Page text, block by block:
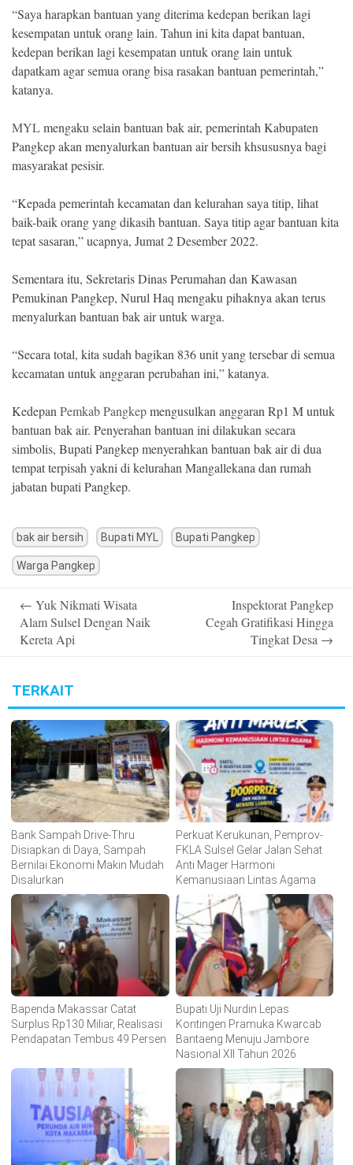
Copyright
2026
NETRAL
.
All
Right
Reserved
“Saya harapkan bantuan yang diterima kedepan berikan lagi
kesempatan untuk orang lain. Tahun ini kita dapat bantuan,
kedepan berikan lagi kesempatan untuk orang lain untuk
dapatkam agar semua orang bisa rasakan bantuan pemerintah,”
katanya.
MYLmengaku selain bantuan bak air, pemerintah Kabupaten
Pangkep akan menyalurkan bantuan air bersih khsususnya bagi
masyarakat pesisir.
“Kepada pemerintah kecamatan dan kelurahan saya titip, lihat
baik-baik orang yang dikasih bantuan. Saya titip agar bantuan kita
tepat sasaran,” ucapnya, Jumat 2 Desember 2022.
Sementara itu, Sekretaris Dinas Perumahan dan Kawasan
Pemukinan Pangkep, Nurul Haq mengaku pihaknya akan terus
menyalurkan bantuan bak air untuk warga.
“Secara total, kita sudah bagikan 836 unit yang tersebar di semua
kecamatan untuk anggaran perubahan ini,” katanya.
Kedepan Pemkab Pangkepmengusulkan anggaran Rp1 M untuk
bantuan bak air. Penyerahan bantuan ini dilakukan secara
simbolis, Bupati Pangkep menyerahkan bantuan bak air di dua
tempat terpisah yakni di kelurahan Mangallekana dan rumah
jabatan bupati Pangkep.
bak air bersih Bupati MYL Bupati Pangkep
Warga Pangkep
navigation
← Yuk Nikmati Wisata
Alam Sulsel Dengan Naik
Kereta Api
Inspektorat Pangkep
Cegah Gratifikasi Hingga
Tingkat Desa →
TERKAIT
Bank Sampah Drive-Thru
Disiapkan di Daya, Sampah
Bernilai Ekonomi Makin Mudah
Disalurkan
Perkuat Kerukunan, Pemprov-
FKLA Sulsel Gelar Jalan Sehat
Anti Mager Harmoni
Kemanusiaan Lintas Agama
Bapenda Makassar Catat
Surplus Rp130 Miliar, Realisasi
Pendapatan Tembus 49 Persen
Bupati Uji Nurdin Lepas
Kontingen Pramuka Kwarcab
Bantaeng Menuju Jambore
Nasional XII Tahun 2026